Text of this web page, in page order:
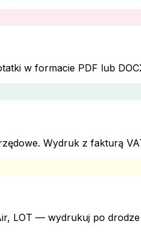
w formacie PDF lub
Wydruk z fakturą
LOT — wydrukuj po